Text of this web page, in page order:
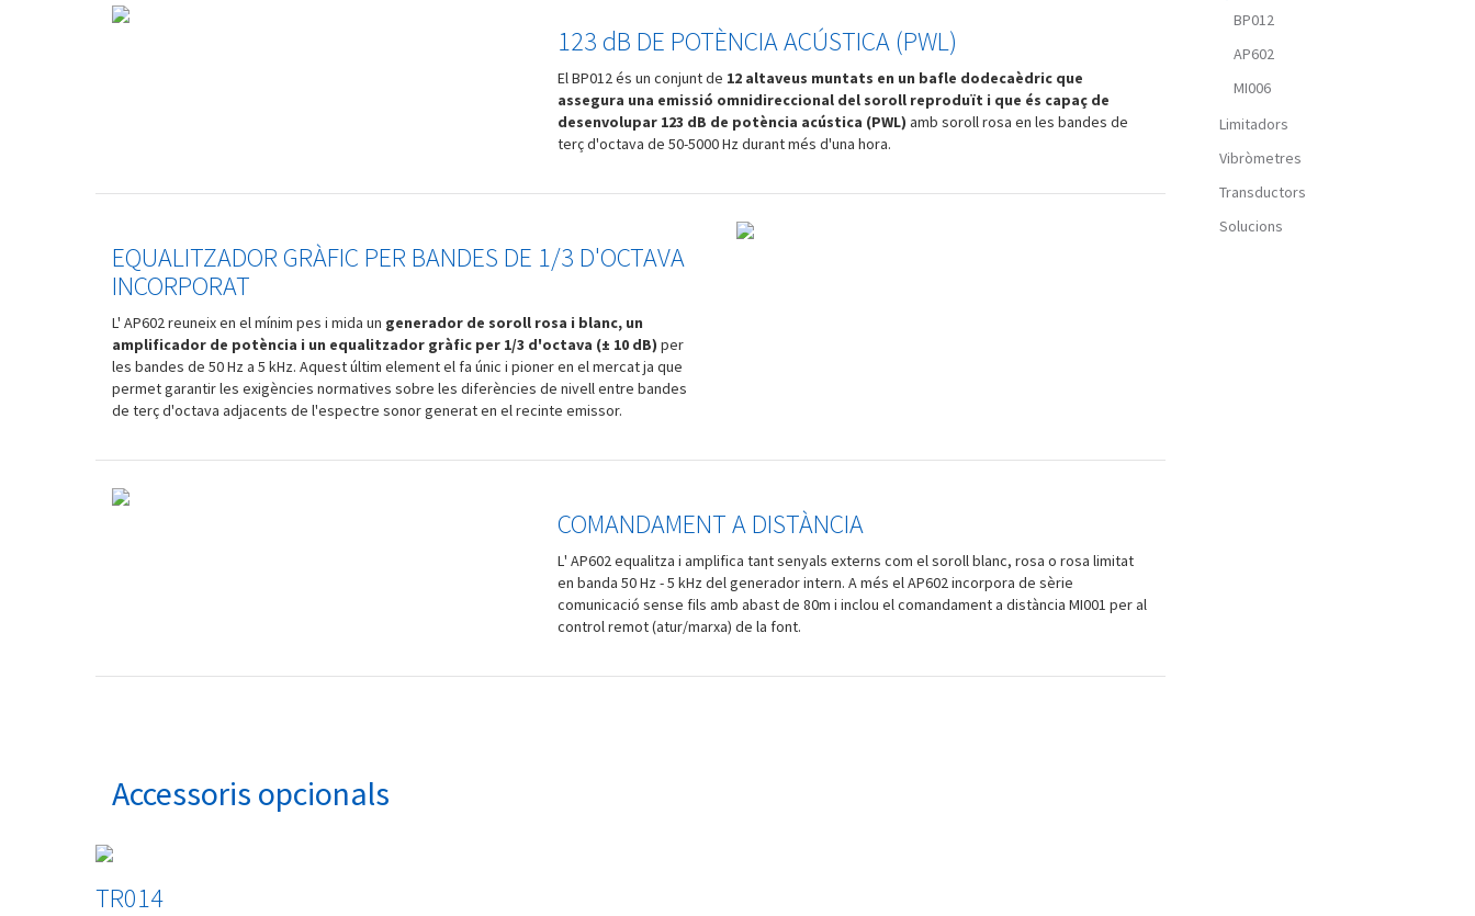
123 dB DE POTÈNCIA ACÚSTICA (PWL)
El BP012 és un conjunt de 12 altaveus muntats en un bafle dodecaèdric que
assegura una emissió omnidireccional del soroll reproduït i que és capaç de
desenvolupar 123 dB de potència acústica (PWL) amb soroll rosa en les bandes de
terç d'octava de 50-5000 Hz durant més d'una hora.
EQUALITZADOR GRÀFIC PER BANDES DE 1/3 D'OCTAVA
INCORPORAT
L' AP602 reuneix en el mínim pes i mida un generador de soroll rosa i blanc, un
amplificador de potència i un equalitzador gràfic per 1/3 d'octava (± 10 dB) per
les bandes de 50 Hz a 5 kHz. Aquest últim element el fa únic i pioner en el mercat ja que
permet garantir les exigències normatives sobre les diferències de nivell entre bandes
de terç d'octava adjacents de l'espectre sonor generat en el recinte emissor.
COMANDAMENT A DISTÀNCIA
L' AP602 equalitza i amplifica tant senyals externs com el soroll blanc, rosa o rosa limitat
en banda 50 Hz - 5 kHz del generador intern. A més el AP602 incorpora de sèrie
comunicació sense fils amb abast de 80m i inclou el comandament a distància MI001 per al
control remot (atur/marxa) de la font.
Accessoris opcionals
TR014
BP012
AP602
MI006
Limitadors
Vibròmetres
Transductors
Solucions